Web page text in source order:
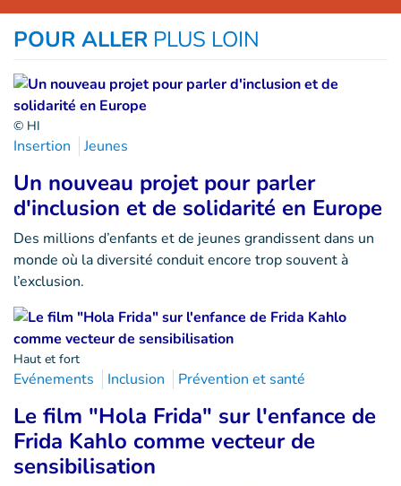
POUR ALLER PLUS LOIN
© HI
Insertion Jeunes
Un nouveau projet pour parler
d'inclusion et de solidarité en Europe
Des millions d’enfants et de jeunes grandissent dans un
monde où la diversité conduit encore trop souvent à
l’exclusion.
Haut et fort
Evénements Inclusion Prévention et santé
Le film "Hola Frida" sur l'enfance de
Frida Kahlo comme vecteur de
sensibilisation